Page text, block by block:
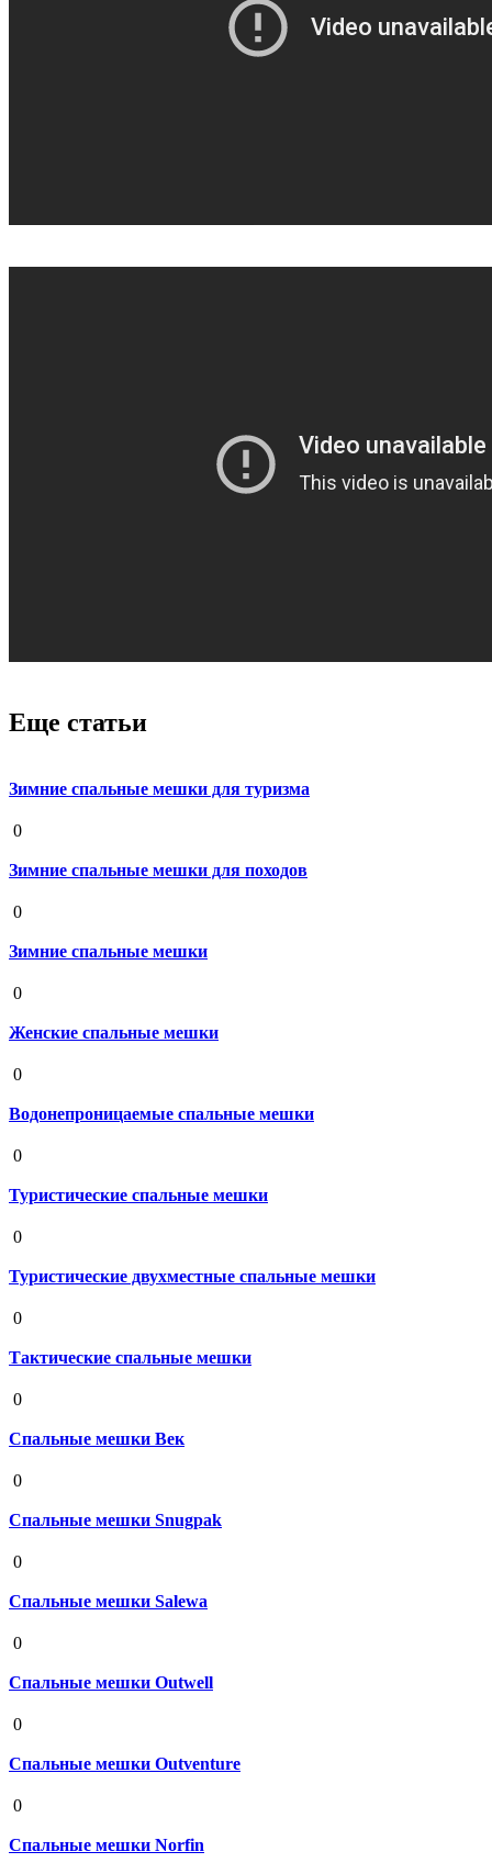
Еще статьи
Зимние спальные мешки для туризма
0
Зимние спальные мешки для походов
0
Зимние спальные мешки
0
Женские спальные мешки
0
Водонепроницаемые спальные мешки
0
Туристические спальные мешки
0
Туристические двухместные спальные мешки
0
Тактические спальные мешки
0
Спальные мешки Век
0
Спальные мешки Snugpak
0
Спальные мешки Salewa
0
Спальные мешки Outwell
0
Спальные мешки Outventure
0
Спальные мешки Norfin